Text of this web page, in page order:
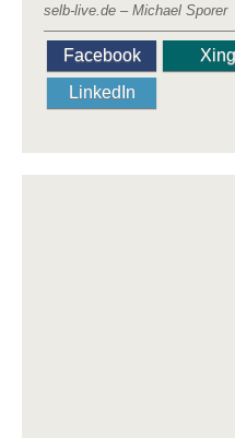
selb-live.de – Michael Sporer
Facebook Xing
LinkedIn